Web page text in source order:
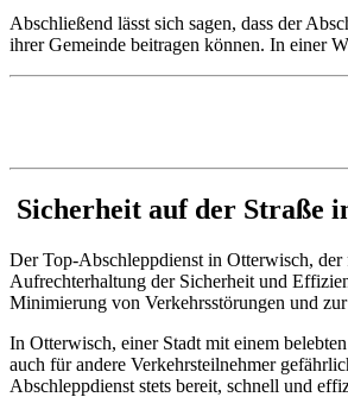
Abschließend lässt sich sagen, dass der
ihrer Gemeinde beitragen können. In einer
Sicherheit auf der Straße
Der Top-Abschleppdienst in Otterwisch, der
Aufrechterhaltung der Sicherheit und
Minimierung von Verkehrsstörungen und
In Otterwisch, einer Stadt mit einem
auch für andere Verkehrsteilnehmer
Abschleppdienst stets bereit, schnell und